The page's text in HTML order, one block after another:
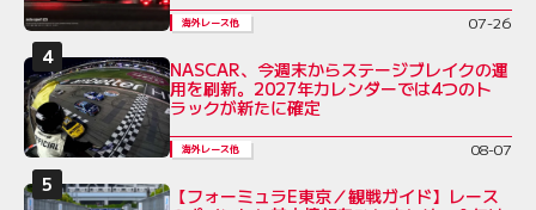
海外レース他 07-26
NASCAR、今週末からステージブレイクの運
用を刷新。2027年カレンダーでは4つのト
ラックが新たに確定
海外レース他 08-07
【フォーミュラE東京／観戦ガイド】レース